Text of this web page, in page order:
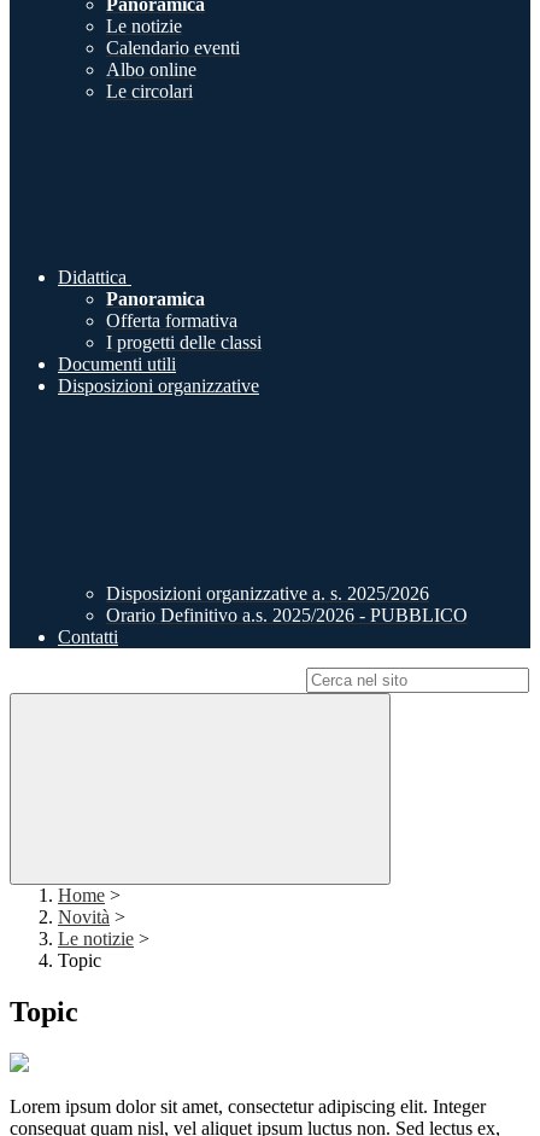
Panoramica
Le notizie
Calendario eventi
Albo online
Le circolari
Didattica
Panoramica
Offerta formativa
I progetti delle classi
Documenti utili
Disposizioni organizzative
Disposizioni organizzative a. s. 2025/2026
Orario Definitivo a.s. 2025/2026 - PUBBLICO
Contatti
Home >
Novità >
Le notizie >
Topic
Topic
Lorem ipsum dolor sit amet, consectetur adipiscing elit. Integer
consequat quam nisl, vel aliquet ipsum luctus non. Sed lectus ex,